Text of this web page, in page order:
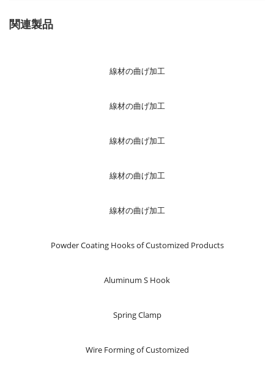
関連製品
線材の曲げ加工
線材の曲げ加工
線材の曲げ加工
線材の曲げ加工
線材の曲げ加工
Powder Coating Hooks of Customized Products
Aluminum S Hook
Spring Clamp
Wire Forming of Customized